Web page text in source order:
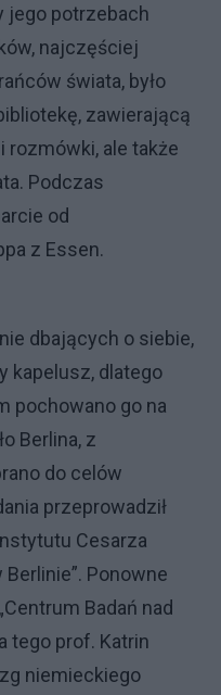
jego potrzebach
najczęściej
świata, było
zawierającą
rozmówki, ale także
Podczas
od
z Essen.
dbających o siebie,
kapelusz, dlatego
pochowano go na
Berlina, z
do celów
przeprowadził
Cesarza
Ponowne
Badań nad
tego prof. Katrin
niemieckiego